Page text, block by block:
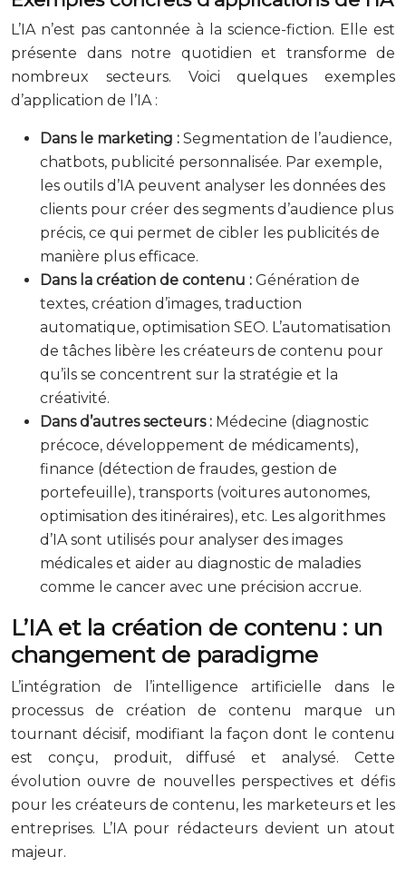
L’IA n’est pas cantonnée à la science-fiction. Elle est
présente dans notre quotidien et transforme de
nombreux secteurs. Voici quelques exemples
d’application de l’IA :
Dans le marketing : Segmentation de l’audience,
chatbots, publicité personnalisée. Par exemple,
les outils d’IA peuvent analyser les données des
clients pour créer des segments d’audience plus
précis, ce qui permet de cibler les publicités de
manière plus efficace.
Dans la création de contenu : Génération de
textes, création d’images, traduction
automatique, optimisation SEO. L’automatisation
de tâches libère les créateurs de contenu pour
qu’ils se concentrent sur la stratégie et la
créativité.
Dans d’autres secteurs : Médecine (diagnostic
précoce, développement de médicaments),
finance (détection de fraudes, gestion de
portefeuille), transports (voitures autonomes,
optimisation des itinéraires), etc. Les algorithmes
d’IA sont utilisés pour analyser des images
médicales et aider au diagnostic de maladies
comme le cancer avec une précision accrue.
L’IA et la création de contenu : un
changement de paradigme
L’intégration de l’intelligence artificielle dans le
processus de création de contenu marque un
tournant décisif, modifiant la façon dont le contenu
est conçu, produit, diffusé et analysé. Cette
évolution ouvre de nouvelles perspectives et défis
pour les créateurs de contenu, les marketeurs et les
entreprises. L’IA pour rédacteurs devient un atout
majeur.